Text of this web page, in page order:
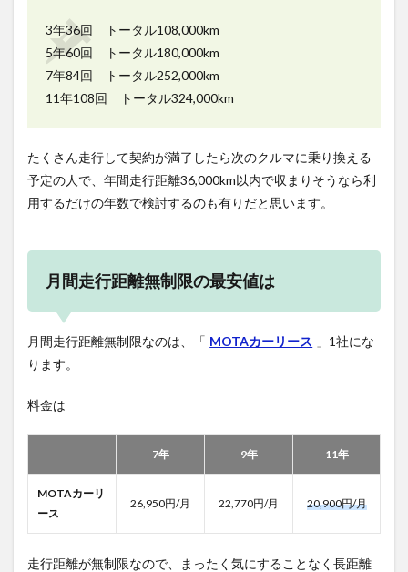
3年36回 トータル108,000km
5年60回 トータル180,000km
7年84回 トータル252,000km
11年108回 トータル324,000km
たくさん走行して契約が満了したら次のクルマに乗り換える
予定の人で、年間走行距離36,000km以内で収まりそうなら利
用するだけの年数で検討するのも有りだと思います。
月間走行距離無制限の最安値は
月間走行距離無制限なのは、「 MOTAカーリース 」1社にな
ります。
料金は
7年 9年 11年
MOTAカーリ
ース
26,950円/月 22,770円/月 20,900円/月
走行距離が無制限なので、まったく気にすることなく長距離